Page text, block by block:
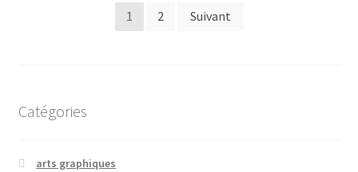
Pagination1 2 Suivant
Catégories
arts graphiques